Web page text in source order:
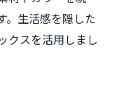
。生活感を隠した
クスを活用しまし